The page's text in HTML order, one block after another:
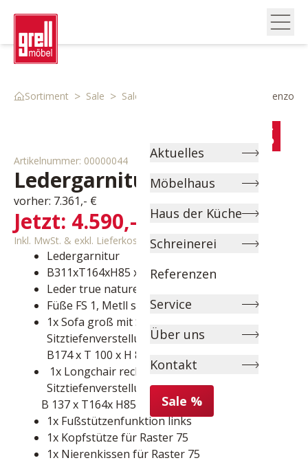
Aktuelles
Möbelhaus
Haus der Küche
Schreinerei
Referenzen
Service
Über uns
Kontakt
Sale %
Sortiment > Sale > Sale Polster Ledergarnitur Vincenzo
Artikelnummer: 00000044
Ledergarnitur vincenzo
vorher: 7.361,- €
Jetzt: 4.590,- €
Inkl. MwSt. & exkl. Lieferkosten
Ledergarnitur
B311xT164xH85 x SH 43 cm
Leder true nature vincenzo graphite FS1
Füße FS 1, Metll schwarz M99
1x Sofa groß mit Seitenteil links mit
Sitztiefenverstellung
B174 x T 100 x H 85 x SH 43 cm
Sitztiefenverstellung
    B 137 x T164x H85 x SH 43 cm
1x Fußstützenfunktion links
1x Kopfstütze für Raster 75
1x Nierenkissen für Raster 75